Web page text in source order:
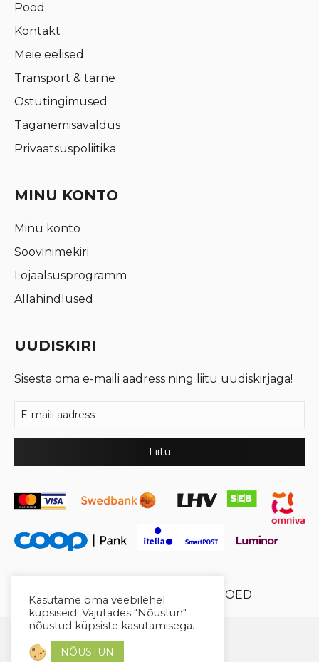
Pood
Kontakt
Meie eelised
Transport & tarne
Ostutingimused
Taganemisavaldus
Privaatsuspoliitika
MINU KONTO
Minu konto
Soovinimekiri
Lojaalsusprogramm
Allahindlused
UUDISKIRI
Sisesta oma e-maili aadress ning liitu uudiskirjaga!
© 2026 Cool Crystal OÜ //XYSUM E-POED
Kasutame oma veebilehel
küpsiseid. Vajutades "Nõustun"
nõustud küpsiste kasutamisega.
NÕUSTUN